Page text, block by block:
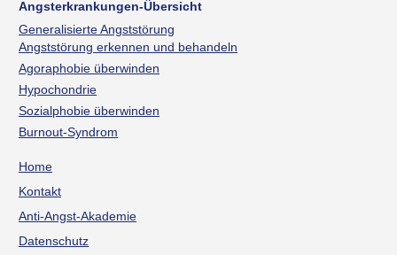
Angsterkrankungen-Übersicht
Generalisierte Angststörung
Angststörung erkennen und behandeln
Agoraphobie überwinden
Hypochondrie
Sozialphobie überwinden
Burnout-Syndrom
Home
Kontakt
Anti-Angst-Akademie
Datenschutz